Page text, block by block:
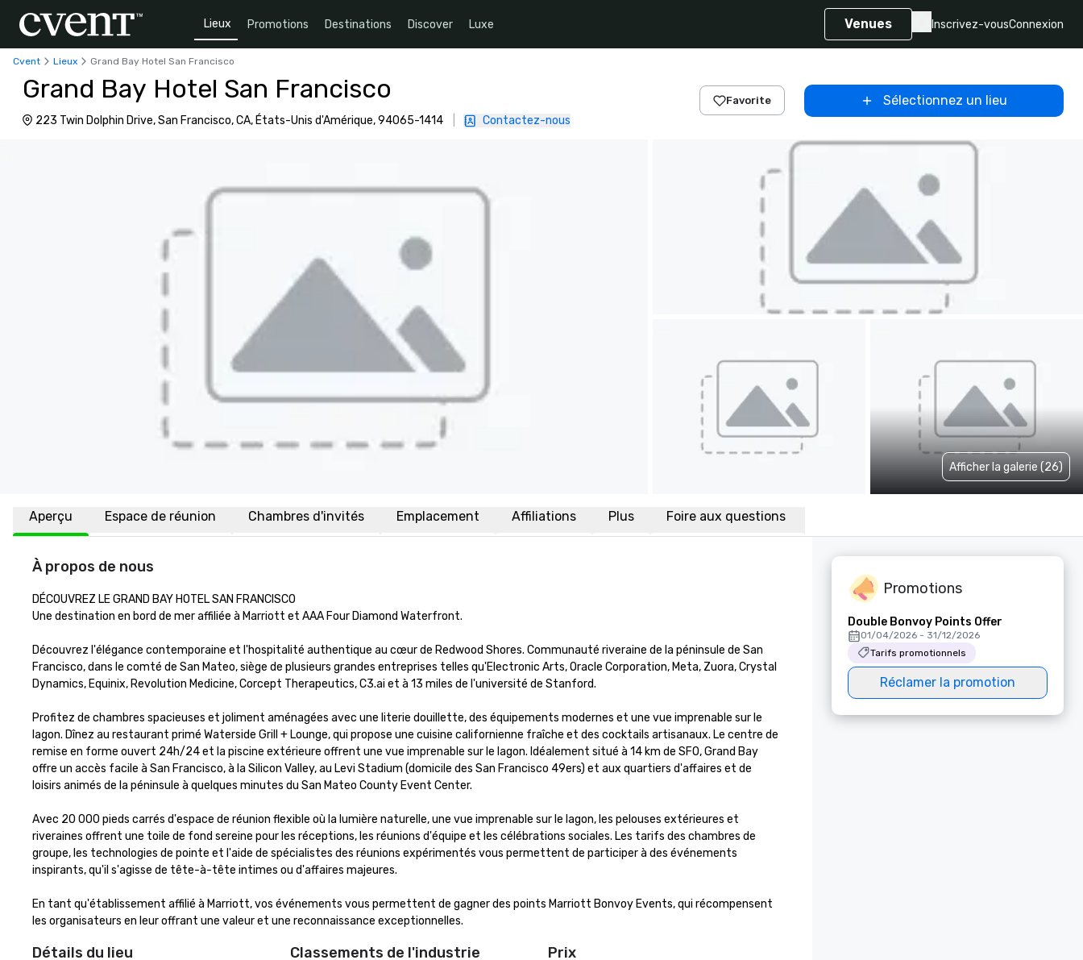
Lieux Promotions Destinations Discover Luxe Venues Inscrivez-vousConnexion
Cvent Lieux Grand Bay Hotel San Francisco
Grand Bay Hotel San Francisco
223 Twin Dolphin Drive, San Francisco, CA, États-Unis d'Amérique, 94065-1414 Contactez-nous
Favorite Sélectionnez un lieu
Afficher la galerie (26)
Aperçu Espace de réunion Chambres d'invités Emplacement Affiliations Plus Foire aux questions
À propos de nous
DÉCOUVREZ LE GRAND BAY HOTEL SAN FRANCISCO
Une destination en bord de mer affiliée à Marriott et AAA Four Diamond Waterfront.
Découvrez l'élégance contemporaine et l'hospitalité authentique au cœur de Redwood Shores. Communauté riveraine de la péninsule de San
Francisco, dans le comté de San Mateo, siège de plusieurs grandes entreprises telles qu'Electronic Arts, Oracle Corporation, Meta, Zuora, Crystal
Dynamics, Equinix, Revolution Medicine, Corcept Therapeutics, C3.ai et à 13 miles de l'université de Stanford.
Profitez de chambres spacieuses et joliment aménagées avec une literie douillette, des équipements modernes et une vue imprenable sur le
lagon. Dînez au restaurant primé Waterside Grill + Lounge, qui propose une cuisine californienne fraîche et des cocktails artisanaux. Le centre de
remise en forme ouvert 24h/24 et la piscine extérieure offrent une vue imprenable sur le lagon. Idéalement situé à 14 km de SFO, Grand Bay
offre un accès facile à San Francisco, à la Silicon Valley, au Levi Stadium (domicile des San Francisco 49ers) et aux quartiers d'affaires et de
loisirs animés de la péninsule à quelques minutes du San Mateo County Event Center.
Avec 20 000 pieds carrés d'espace de réunion flexible où la lumière naturelle, une vue imprenable sur le lagon, les pelouses extérieures et
riveraines offrent une toile de fond sereine pour les réceptions, les réunions d'équipe et les célébrations sociales. Les tarifs des chambres de
groupe, les technologies de pointe et l'aide de spécialistes des réunions expérimentés vous permettent de participer à des événements
inspirants, qu'il s'agisse de tête-à-tête intimes ou d'affaires majeures.
En tant qu'établissement affilié à Marriott, vos événements vous permettent de gagner des points Marriott Bonvoy Events, qui récompensent
les organisateurs en leur offrant une valeur et une reconnaissance exceptionnelles.
Détails du lieu Classements de l'industrie Prix
Promotions
Double Bonvoy Points Offer
01/04/2026 - 31/12/2026
Tarifs promotionnels
Réclamer la promotion